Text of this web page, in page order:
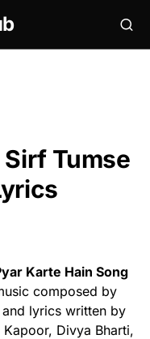
Sirf Tumse
Karte Hain Song
composed by
and lyrics written by
Kapoor, Divya Bharti,